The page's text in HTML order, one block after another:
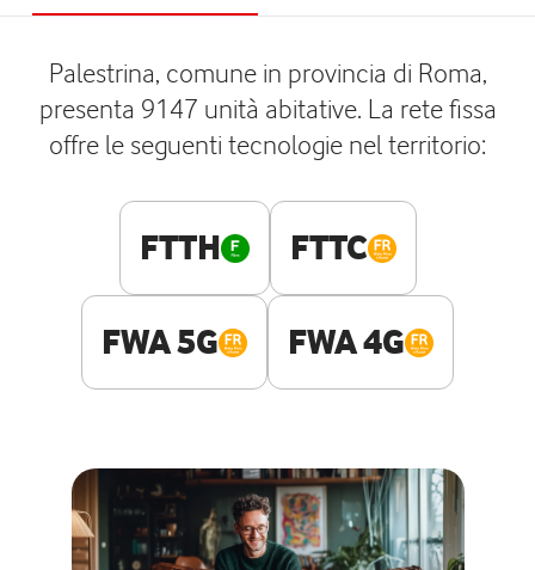
Palestrina, comune in provincia di Roma,
presenta 9147 unità abitative. La rete fissa
offre le seguenti tecnologie nel territorio:
FTTH FTTC
FWA 5G FWA 4G